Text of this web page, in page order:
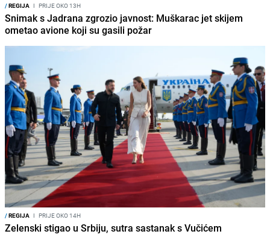
/REGIJA I PRIJE OKO 13H
Snimak s Jadrana zgrozio javnost: Muškarac jet skijem
ometao avione koji su gasili požar
/REGIJA I PRIJE OKO 14H
Zelenski stigao u Srbiju, sutra sastanak s Vučićem